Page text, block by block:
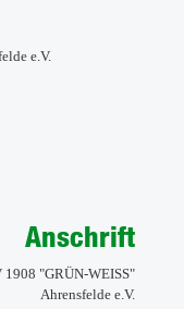
e.V.
Anschrift
1908 "GRÜN-WEISS"
Ahrensfelde e.V.